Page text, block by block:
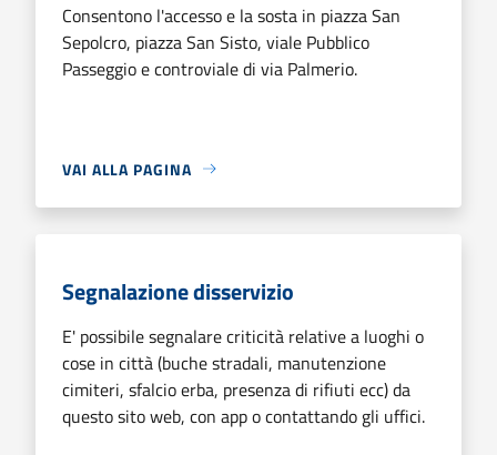
Consentono l'accesso e la sosta in piazza San
Sepolcro, piazza San Sisto, viale Pubblico
Passeggio e controviale di via Palmerio.
VAI ALLA PAGINA
Segnalazione disservizio
E' possibile segnalare criticità relative a luoghi o
cose in città (buche stradali, manutenzione
cimiteri, sfalcio erba, presenza di rifiuti ecc) da
questo sito web, con app o contattando gli uffici.